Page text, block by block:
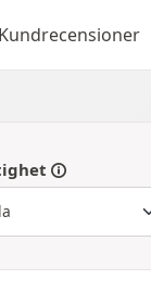
Kundrecensioner